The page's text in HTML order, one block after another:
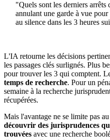
"Quels sont les derniers
annulant une garde à vue
au silence dans les 3 heures
L'IA retourne les décisions
les passages clés surlignés. Plus
pour trouver les 3 qui comptent.
temps de recherche. Pour un
semaine à la recherche
récupérées.
Mais l'avantage ne se limite pas
découvrir des jurisprudences
trouvées avec une recherche